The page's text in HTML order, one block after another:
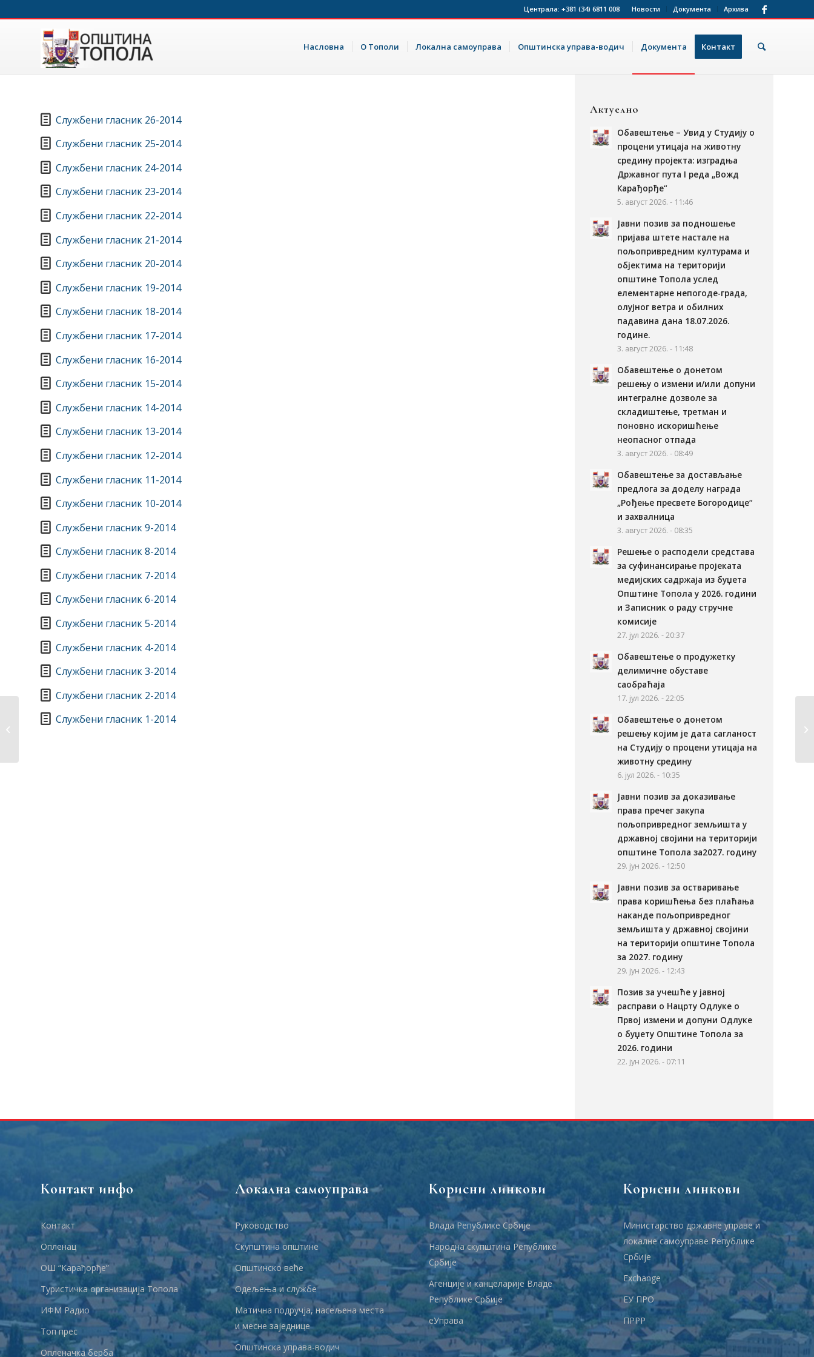
Новости Документа Архива
Централа: +381 (34) 6811 008
Насловна О Тополи Локална самоуправа Општинска управа-водич Документа Контакт
Службени гласник 26-2014
Службени гласник 25-2014
Службени гласник 24-2014
Службени гласник 23-2014
Службени гласник 22-2014
Службени гласник 21-2014
Службени гласник 20-2014
Службени гласник 19-2014
Службени гласник 18-2014
Службени гласник 17-2014
Службени гласник 16-2014
Службени гласник 15-2014
Службени гласник 14-2014
Службени гласник 13-2014
Службени гласник 12-2014
Службени гласник 11-2014
Службени гласник 10-2014
Службени гласник 9-2014
Службени гласник 8-2014
Службени гласник 7-2014
Службени гласник 6-2014
Службени гласник 5-2014
Службени гласник 4-2014
Службени гласник 3-2014
Службени гласник 2-2014
Службени гласник 1-2014
Актуелно
Обавештење – Увид у Студију о
процени утицаја на животну
средину пројекта: изградња
Државног пута I реда „Вожд
Карађорђе“
5. август 2026. - 11:46
Јавни позив за подношење
пријава штете настале на
пољопривредним културама и
објектима на територији
општине Топола услед
елементарне непогоде-града,
олујног ветра и обилних
падавина дана 18.07.2026.
године.
3. август 2026. - 11:48
Обавештење о донетом
решењу о измени и/или допуни
интегралне дозволе за
складиштење, третман и
поновно искоришћење
неопасног отпада
3. август 2026. - 08:49
Обавештење за достављање
предлога за доделу награда
„Рођење пресвете Богородице“
и захвалница
3. август 2026. - 08:35
Решење о расподели средстава
за суфинансирање пројеката
медијских садржаја из буџета
Општине Топола у 2026. години
и Записник о раду стручне
комисије
27. јул 2026. - 20:37
Обавештење о продужетку
делимичне обуставе
саобраћаја
17. јул 2026. - 22:05
Обавештење о донетом
решењу којим је дата сагланост
на Студију о процени утицаја на
животну средину
6. јул 2026. - 10:35
Јавни позив за доказивање
права пречег закупа
пољопривредног земљишта у
државној својини на територији
општине Топола за2027. годину
29. јун 2026. - 12:50
Јавни позив за остваривање
права коришћења без плаћања
наканде пољопривредног
земљишта у државној својини
на територији општине Топола
за 2027. годину
29. јун 2026. - 12:43
Позив за учешће у јавној
расправи о Нацрту Одлуке о
Првој измени и допуни Одлуке
о буџету Општине Топола за
2026. години
22. јун 2026. - 07:11
Контакт инфо
Контакт
Опленац
ОШ “Карађорђе”
Туристичка организација Топола
ИФМ Радио
Топ прес
Опленачка берба
Локална самоуправа
Руководство
Скупштина општине
Општинско веће
Одељења и службе
Матична подручја, насељена места
и месне заједнице
Општинска управа-водич
Корисни линкови
Влада Републике Србије
Народна скупштина Републике
Србије
Агенције и канцеларије Владе
Републике Србије
еУправа
Корисни линкови
Министарство државне управе и
локалне самоуправе Републике
Србије
Еxchange
ЕУ ПРО
ПРРР
Службени гласници 2013